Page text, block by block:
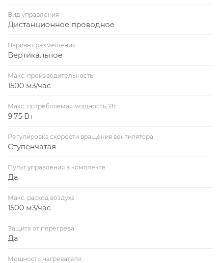
Вид управления
Дистанционное проводное
Вариант размещения
Вертикальное
Макс. производительность
1500 м3/час
Макс. потребляемая мощность, Вт
9.75 Вт
Регулировка скорости вращения вентилятора
Ступенчатая
Пульт управления в комплекте
Да
Макс. расход воздуха
1500 м3/час
Защита от перегрева
Да
Мощность нагревателя